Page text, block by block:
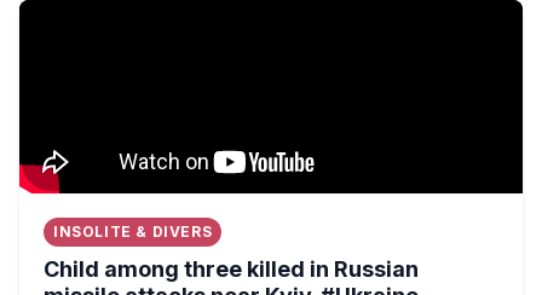
Child among three killed in Russian missile attacks near
INSOLITE & DIVERS
Child among three killed in Russian